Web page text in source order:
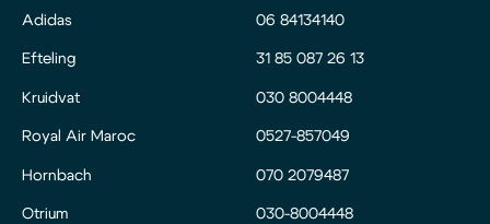
Adidas
Efteling
Kruidvat
Royal Air Maroc
Hornbach
Otrium
06 84134140
31 85 087 26 13
030 8004448
0527-857049
070 2079487
030-8004448